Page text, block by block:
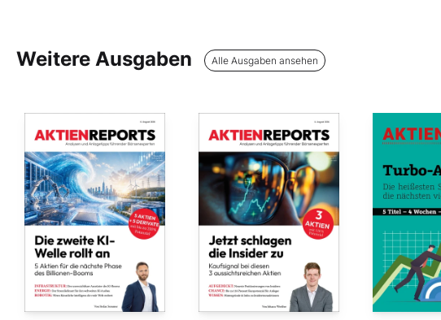
Weitere Ausgaben Alle Ausgaben ansehen